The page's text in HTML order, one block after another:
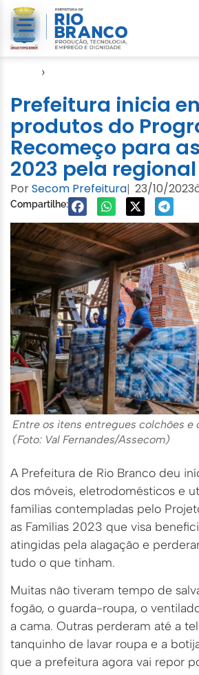
›
Prefeitura inicia
produtos do
Recomeço para
2023 pela regional
PorSecom Prefeitura| 23/10/2023
Compartilhe:
Entre os itens entregues colchões e
(Foto: Val Fernandes/Assecom)
A Prefeitura de Rio Branco deu
dos móveis, eletrodomésticos e
famílias contempladas pelo
as Famílias 2023 que visa
atingidas pela alagação e
tudo o que tinham.
Muitas não tiveram tempo de
fogão, o guarda-roupa, o
a cama. Outras perderam até a
tanquinho de lavar roupa e a
que a prefeitura agora vai repor